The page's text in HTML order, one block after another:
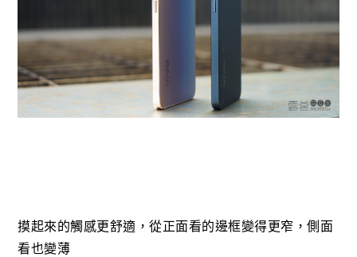
摸起來的觸感更舒適，從正面看的邊框變得更窄，側面
看也變薄